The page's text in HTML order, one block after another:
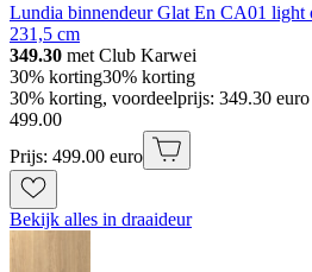
Lundia binnendeur Glat En CA01 light
231,5 cm
349.30 met Club Karwei
30% korting30% korting
30% korting, voordeelprijs: 349.30
499.00
Prijs: 499.00 euro
Bekijk alles in draaideur